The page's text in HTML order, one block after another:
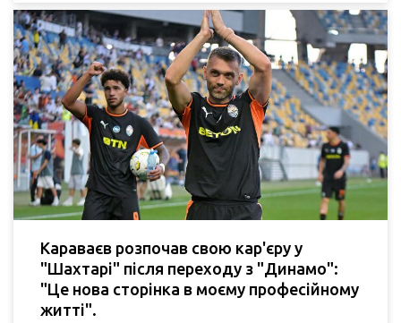
Караваєв розпочав свою кар'єру у
"Шахтарі" після переходу з "Динамо":
"Це нова сторінка в моєму професійному
житті".